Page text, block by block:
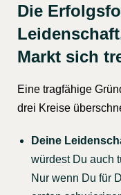
Die
Markt sich
Eine tragfähige
drei Kreise
Deine
würdest Du auch
Nur wenn Du für